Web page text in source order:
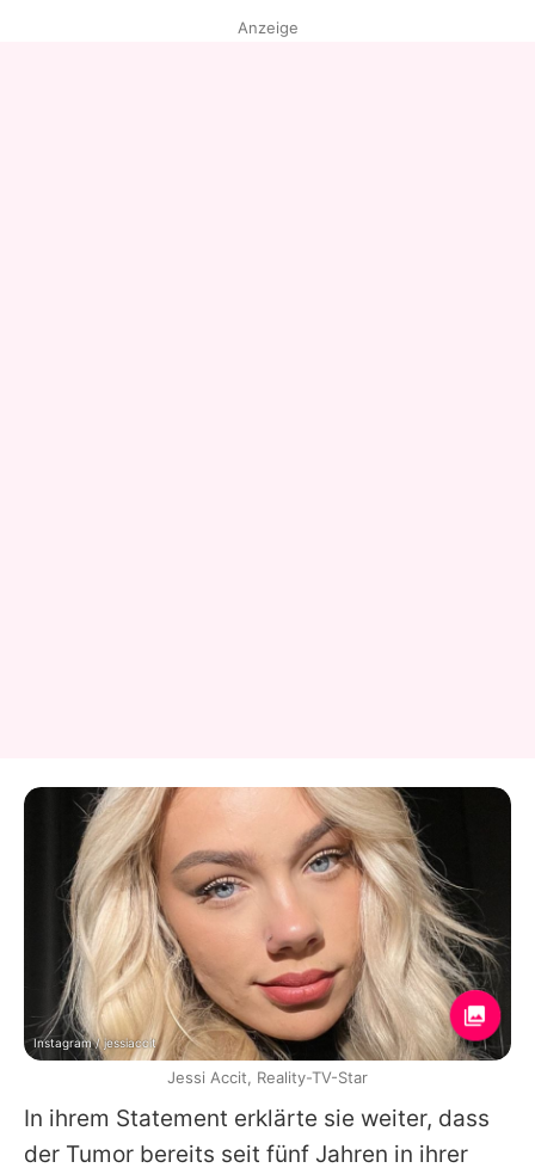
In ihrem Statement erklärte sie weiter, dass
der Tumor bereits seit fünf Jahren in ihrer
Anzeige
Instagram / jessiaccit
Jessi Accit, Reality-TV-Star